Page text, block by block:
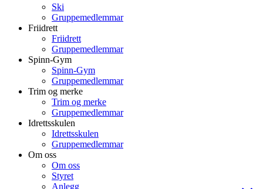
Ski
Gruppemedlemmar
Friidrett
Friidrett
Gruppemedlemmar
Spinn-Gym
Spinn-Gym
Gruppemedlemmar
Trim og merke
Trim og merke
Gruppemedlemmar
Idrettsskulen
Idrettsskulen
Gruppemedlemmar
Om oss
Om oss
Styret
Anlegg